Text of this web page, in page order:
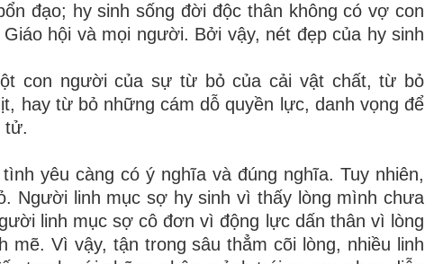
đạo; hy sinh sống đời độc thân không có vợ con
hội và mọi người. Bởi vậy, nét đẹp của hy sinh
con người của sự từ bỏ của cải vật chất, từ bỏ
hay từ bỏ những cám dỗ quyền lực, danh vọng để
tử.
yêu càng có ý nghĩa và đúng nghĩa. Tuy nhiên,
Người linh mục sợ hy sinh vì thấy lòng mình chưa
linh mục sợ cô đơn vì động lực dấn thân vì lòng
Vì vậy, tận trong sâu thẳm cõi lòng, nhiều linh